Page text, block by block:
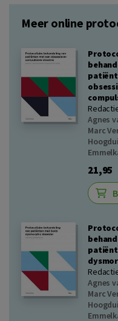
Meer online
Agnes
Marc
21,95
Agnes
Marc